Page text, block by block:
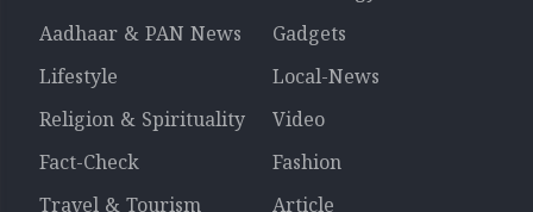
Aadhaar & PAN News
Gadgets
Lifestyle
Local-News
Religion & Spirituality
Video
Fact-Check
Fashion
Travel & Tourism
Article